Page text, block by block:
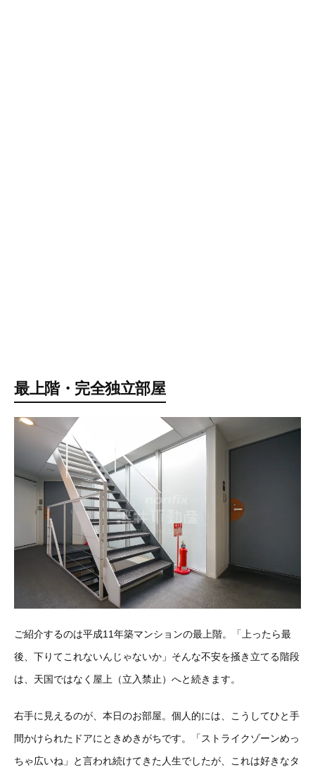
最上階・完全独立部屋
ご紹介するのは平成11年築マンションの最上階。「上ったら最
後、下りてこれないんじゃないか」そんな不安を掻き立てる階段
は、天国ではなく屋上（立入禁止）へと続きます。
右手に見えるのが、本日のお部屋。個人的には、こうしてひと手
間かけられたドアにときめきがちです。「ストライクゾーンめっ
ちゃ広いね」と言われ続けてきた人生でしたが、これは好きなタ